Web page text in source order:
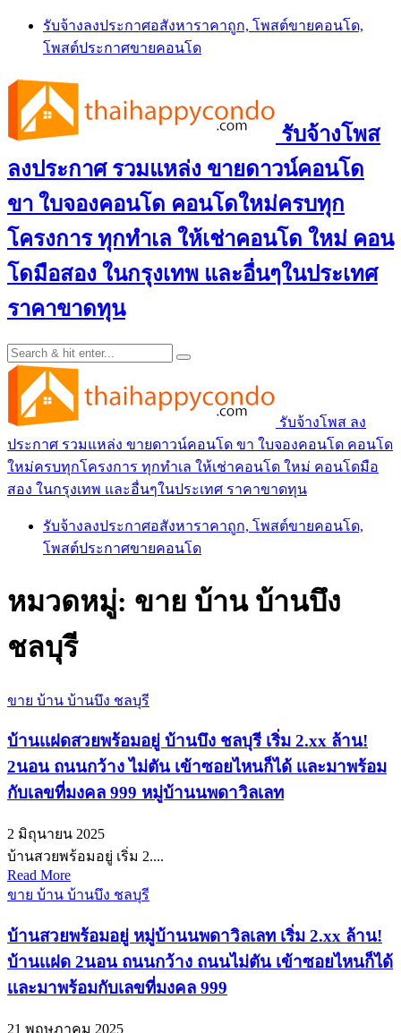
Skip
content
รับจ้างลงประกาศอสังหาราคาถูก, โพสต์ขายคอนโด,
โพสต์ประกาศขายคอนโด
รับจ้างโพส
ลงประกาศ รวมแหล่ง ขายดาวน์คอนโด
ขา ใบจองคอนโด คอนโดใหม่ครบทุก
โครงการ ทุกทำเล ให้เช่าคอนโด ใหม่ คอน
โดมือสอง ในกรุงเทพ และอื่นๆในประเทศ
ราคาขาดทุน
รับจ้างโพส ลง
ประกาศ รวมแหล่ง ขายดาวน์คอนโด ขา ใบจองคอนโด คอนโด
ใหม่ครบทุกโครงการ ทุกทำเล ให้เช่าคอนโด ใหม่ คอนโดมือ
สอง ในกรุงเทพ และอื่นๆในประเทศ ราคาขาดทุน
รับจ้างลงประกาศอสังหาราคาถูก, โพสต์ขายคอนโด,
โพสต์ประกาศขายคอนโด
หมวดหมู่: ขาย บ้าน บ้านบึง
ชลบุรี
ขาย บ้าน บ้านบึง ชลบุรี
บ้านเเฝดสวยพร้อมอยู่ บ้านบึง ชลบุรี เริ่ม 2.xx ล้าน!
2นอน ถนนกว้าง ไม่ตัน เข้าซอยไหนก็ได้ เเละมาพร้อม
กับเลขที่มงคล 999 หมู่บ้านนพดาวิลเลท
2 มิถุนายน 2025
บ้านสวยพร้อมอยู่ เริ่ม 2....
Read More
ขาย บ้าน บ้านบึง ชลบุรี
บ้านสวยพร้อมอยู่ หมู่บ้านนพดาวิลเลท เริ่ม 2.xx ล้าน!
บ้านเเฝด 2นอน ถนนกว้าง ถนนไม่ตัน เข้าซอยไหนก็ได้
เเละมาพร้อมกับเลขที่มงคล 999
21 พฤษภาคม 2025